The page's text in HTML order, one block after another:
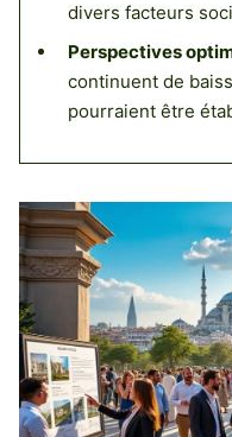
divers facteurs
Perspectives
continuent de
pourraient être